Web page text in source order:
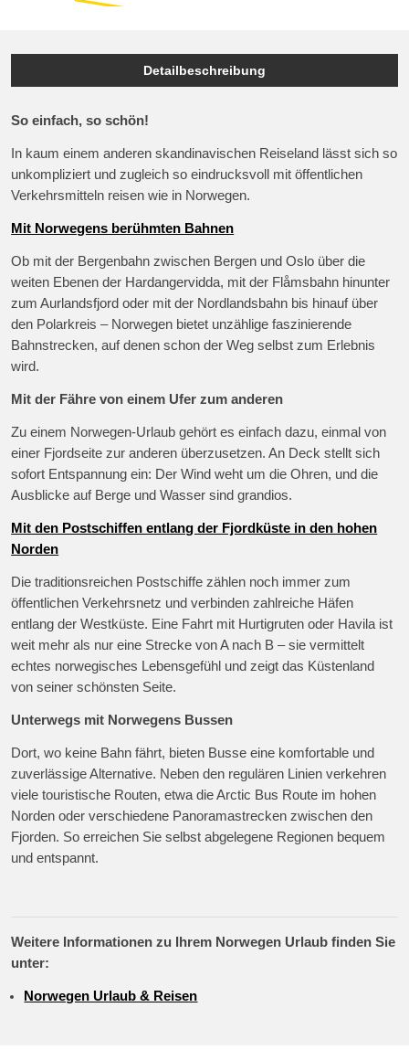
Detailbeschreibung
So einfach, so schön!
In kaum einem anderen skandinavischen Reiseland lässt sich so
unkompliziert und zugleich so eindrucksvoll mit öffentlichen
Verkehrsmitteln reisen wie in Norwegen.
Mit Norwegens berühmten Bahnen
Ob mit der Bergenbahn zwischen Bergen und Oslo über die
weiten Ebenen der Hardangervidda, mit der Flåmsbahn hinunter
zum Aurlandsfjord oder mit der Nordlandsbahn bis hinauf über
den Polarkreis – Norwegen bietet unzählige faszinierende
Bahnstrecken, auf denen schon der Weg selbst zum Erlebnis
wird.
Mit der Fähre von einem Ufer zum anderen
Zu einem Norwegen-Urlaub gehört es einfach dazu, einmal von
einer Fjordseite zur anderen überzusetzen. An Deck stellt sich
sofort Entspannung ein: Der Wind weht um die Ohren, und die
Ausblicke auf Berge und Wasser sind grandios.
Mit den Postschiffen entlang der Fjordküste in den hohen
Norden
Die traditionsreichen Postschiffe zählen noch immer zum
öffentlichen Verkehrsnetz und verbinden zahlreiche Häfen
entlang der Westküste. Eine Fahrt mit Hurtigruten oder Havila ist
weit mehr als nur eine Strecke von A nach B – sie vermittelt
echtes norwegisches Lebensgefühl und zeigt das Küstenland
von seiner schönsten Seite.
Unterwegs mit Norwegens Bussen
Dort, wo keine Bahn fährt, bieten Busse eine komfortable und
zuverlässige Alternative. Neben den regulären Linien verkehren
viele touristische Routen, etwa die Arctic Bus Route im hohen
Norden oder verschiedene Panoramastrecken zwischen den
Fjorden. So erreichen Sie selbst abgelegene Regionen bequem
und entspannt.
Weitere Informationen zu Ihrem Norwegen Urlaub finden Sie
unter:
Norwegen Urlaub & Reisen